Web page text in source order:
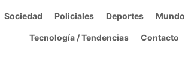
Sociedad Policiales Deportes Mundo
Tecnología / Tendencias Contacto